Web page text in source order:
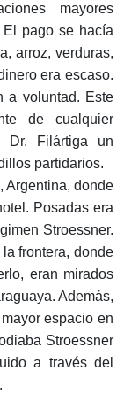
mayores
pago se hacía
arroz, verduras,
era escaso.
a voluntad. Este
de cualquier
Dr. Filártiga un
partidarios.
Argentina, donde
Posadas era
Stroessner.
frontera, donde
eran mirados
Además,
espacio en
Stroessner
a través del